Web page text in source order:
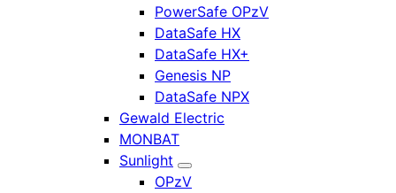
PowerSafe OPzV
DataSafe HX
DataSafe HX+
Genesis NP
DataSafe NPX
Gewald Electric
MONBAT
Sunlight
OPzV